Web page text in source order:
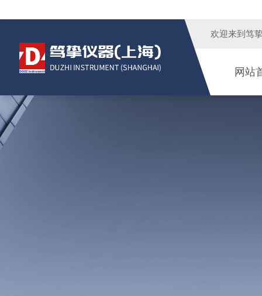
欢迎来到 笃
网站